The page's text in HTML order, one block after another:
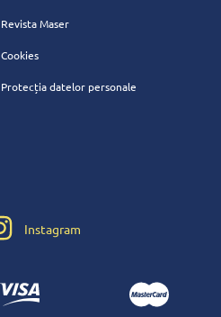
Revista Maser
Cookies
Protecția datelor personale
Instagram